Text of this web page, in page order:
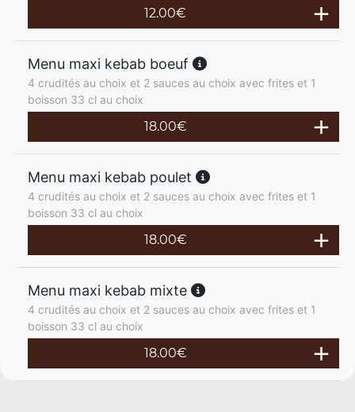
12.00€
Menu maxi kebab boeuf
4 crudités au choix et 2 sauces au choix avec frites et 1
boisson 33 cl au choix
18.00€
Menu maxi kebab poulet
4 crudités au choix et 2 sauces au choix avec frites et 1
boisson 33 cl au choix
18.00€
Menu maxi kebab mixte
4 crudités au choix et 2 sauces au choix avec frites et 1
boisson 33 cl au choix
18.00€